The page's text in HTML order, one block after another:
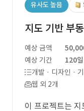
유사도 높음
지도 기반 부
예상 금액
예상 기간
120일
개발 · 디자인 ·
웹 외 2개
이 프로젝트는